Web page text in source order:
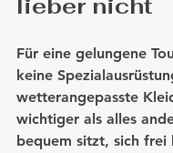
lieber nicht
Für eine gelungene
keine
wetterangepasste
wichtiger als alles
bequem sitzt, sich frei